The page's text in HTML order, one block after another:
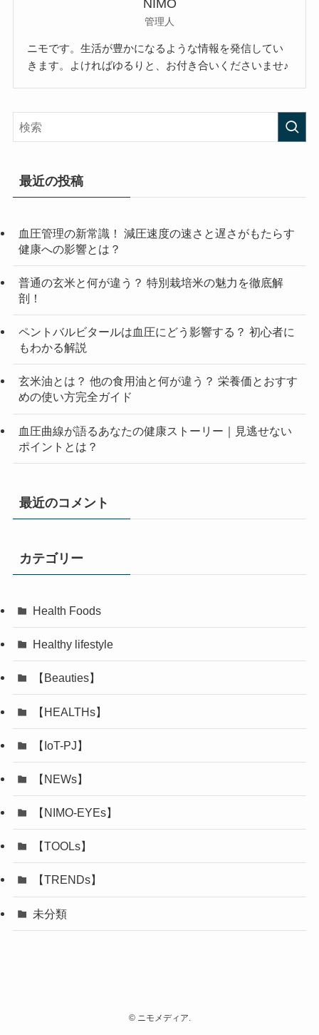
NIMO
管理人
ニモです。生活が豊かになるような情報を発信してい
きます。よければゆるりと、お付き合いくださいませ♪
最近の投稿
血圧管理の新常識！ 減圧速度の速さと遅さがもたらす
健康への影響とは？
普通の玄米と何が違う？ 特別栽培米の魅力を徹底解
剖！
ペントバルビタールは血圧にどう影響する？ 初心者に
もわかる解説
玄米油とは？ 他の食用油と何が違う？ 栄養価とおすす
めの使い方完全ガイド
血圧曲線が語るあなたの健康ストーリー｜見逃せない
ポイントとは？
最近のコメント
カテゴリー
Health Foods
Healthy lifestyle
【Beauties】
【HEALTHs】
【IoT-PJ】
【NEWs】
【NIMO-EYEs】
【TOOLs】
【TRENDs】
未分類
©ニモメディア.